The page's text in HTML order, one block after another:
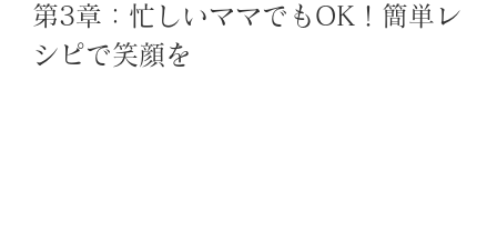
第3章：忙しいママでもOK！簡単レ
シピで笑顔を